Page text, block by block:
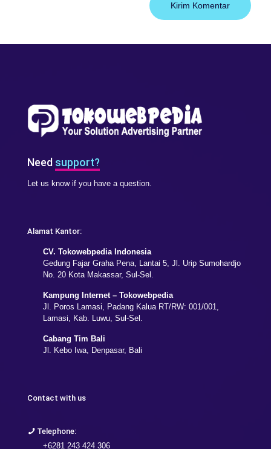
Need support?
Let us know if you have a question.
Alamat Kantor:
CV. Tokowebpedia Indonesia
Gedung Fajar Graha Pena, Lantai 5, Jl. Urip Sumohardjo
No. 20 Kota Makassar, Sul-Sel.
Kampung Internet – Tokowebpedia
Jl. Poros Lamasi, Padang Kalua RT/RW: 001/001,
Lamasi, Kab. Luwu, Sul-Sel.
Cabang Tim Bali
Jl. Kebo Iwa, Denpasar, Bali
Contact with us
Telephone:
+6281 243 424 306